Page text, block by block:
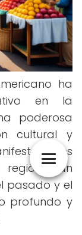
ha
en la
poderosa
cultural y
han
pasado y el
profundo y